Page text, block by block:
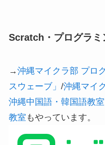
Scratch・プログラミ
→沖縄マイクラ部 プロ
スウェーブ」 /沖縄マイ
沖縄中国語・韓国語教
教室 もやっています。